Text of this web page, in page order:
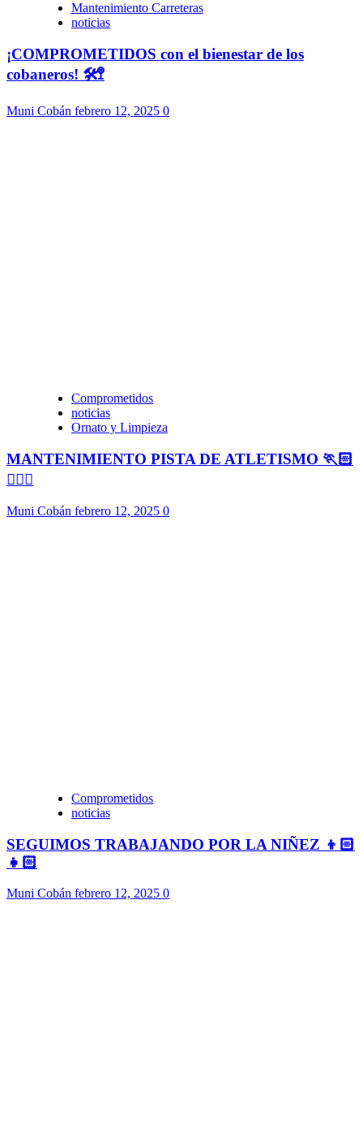
Mantenimiento Carreteras
noticias
¡COMPROMETIDOS con el bienestar de los
cobaneros! 🛠️🚏
Muni Cobán febrero 12, 2025 0
Comprometidos
noticias
Ornato y Limpieza
MANTENIMIENTO PISTA DE ATLETISMO 🏃🏻
🏃🏻‍♀️
Muni Cobán febrero 12, 2025 0
Comprometidos
noticias
SEGUIMOS TRABAJANDO POR LA NIÑEZ 👦🏻
👧🏻
Muni Cobán febrero 12, 2025 0